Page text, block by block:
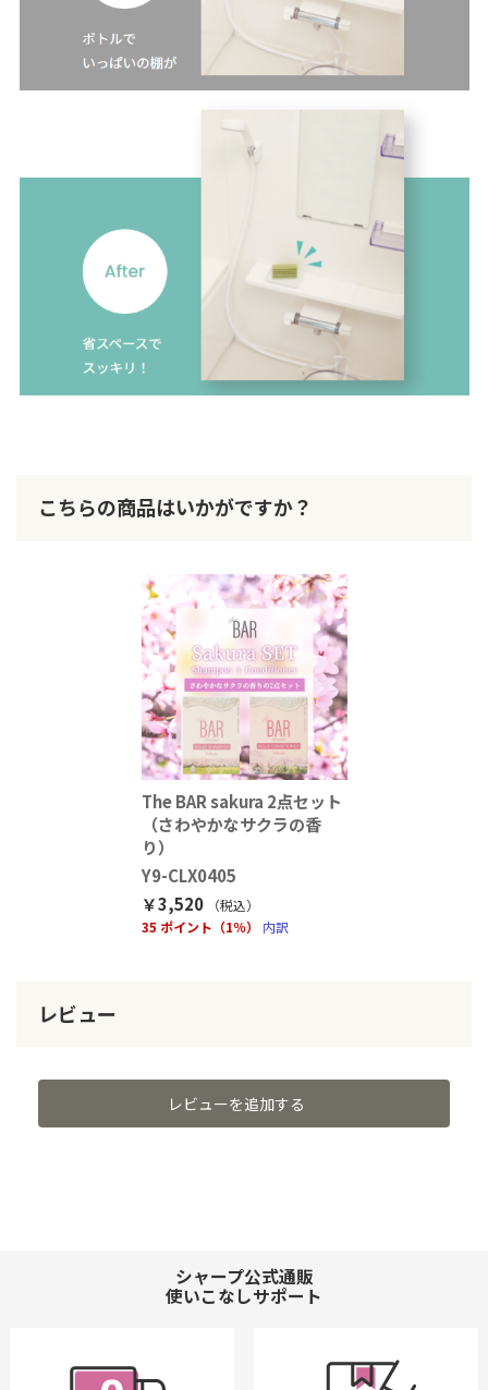
こちらの商品はいかがですか？
The BAR sakura 2点セット
（さわやかなサクラの香
り）
Y9-CLX0405
￥3,520
（税込）
35 ポイント（1％）
内訳
レビュー
レビューを追加する
シャープ公式通販
使いこなしサポート